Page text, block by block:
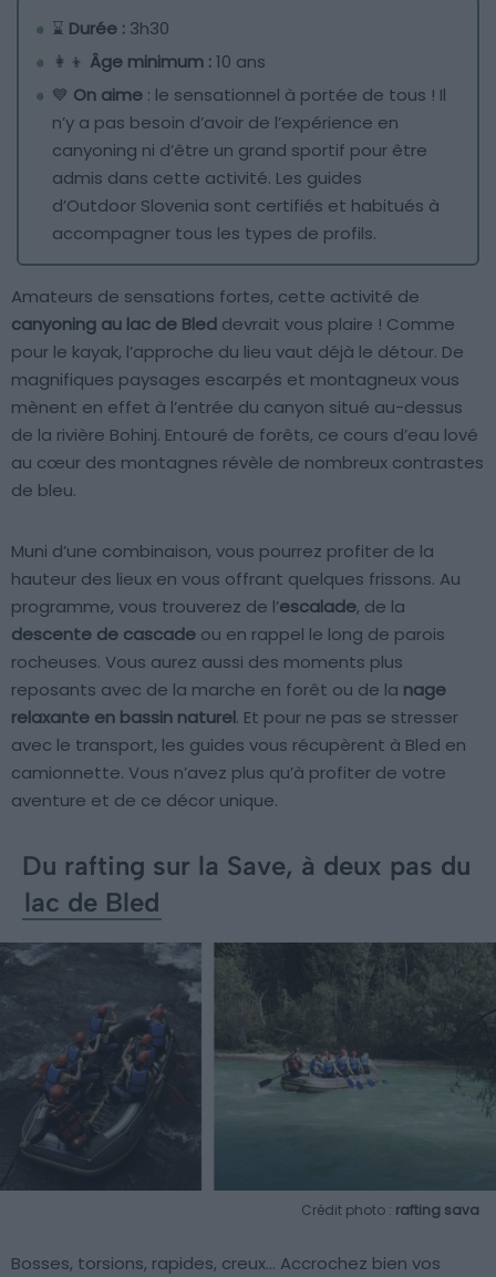
⌛ Durée : 3h30
👩‍👦 Âge minimum :10 ans
💙 On aime : le sensationnel à portée de tous ! Il
n’y a pas besoin d’avoir de l’expérience en
canyoning ni d’être un grand sportif pour être
admis dans cette activité. Les guides
d’Outdoor Slovenia sont certifiés et habitués à
accompagner tous les types de profils.
Amateurs de sensations fortes, cette activité de
canyoning au lac de Bled devrait vous plaire ! Comme
pour le kayak, l’approche du lieu vaut déjà le détour. De
magnifiques paysages escarpés et montagneux vous
mènent en effet à l’entrée du canyon situé au-dessus
de la rivière Bohinj. Entouré de forêts, ce cours d’eau lové
au cœur des montagnes révèle de nombreux contrastes
de bleu.
Muni d’une combinaison, vous pourrez profiter de la
hauteur des lieux en vous offrant quelques frissons. Au
programme, vous trouverez de l’escalade, de la
descente de cascade ou en rappel le long de parois
rocheuses. Vous aurez aussi des moments plus
reposants avec de la marche en forêt ou de la nage
relaxante en bassin naturel. Et pour ne pas se stresser
avec le transport, les guides vous récupèrent à Bled en
camionnette. Vous n’avez plus qu’à profiter de votre
aventure et de ce décor unique.
Du rafting sur la Save, à deux pas du
lac de Bled
Crédit photo : rafting sava
Bosses, torsions, rapides, creux… Accrochez bien vos